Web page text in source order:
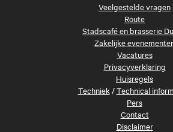
Veelgestelde vragen
Route
Stadscafé en brasserie
Zakelijke
Vacatures
Privacyverklaring
Huisregels
Techniek/Technical
Pers
Contact
Disclaimer